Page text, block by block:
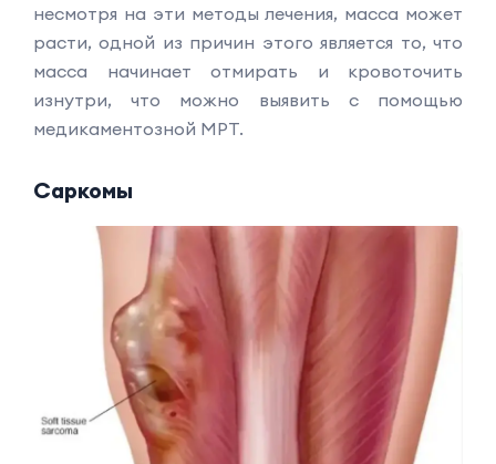
несмотря на эти методы лечения, масса может
расти, одной из причин этого является то, что
масса начинает отмирать и кровоточить
изнутри, что можно выявить с помощью
медикаментозной МРТ.
Саркомы